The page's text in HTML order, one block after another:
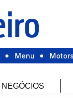
Menu
NEGÓCIOS